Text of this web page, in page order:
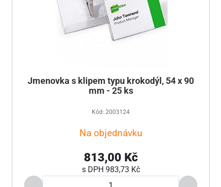
Jmenovka s klipem typu krokodýl, 54 x 90
mm - 25 ks
Kód: 2003124
Na objednávku
813,00 Kč
s DPH 983,73 Kč